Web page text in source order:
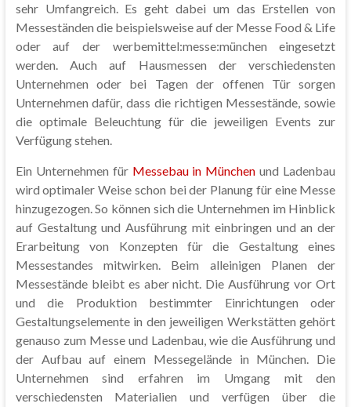
sehr Umfangreich. Es geht dabei um das Erstellen von
Messeständen die beispielsweise auf der Messe Food & Life
oder auf der werbemittel:messe:münchen eingesetzt
werden. Auch auf Hausmessen der verschiedensten
Unternehmen oder bei Tagen der offenen Tür sorgen
Unternehmen dafür, dass die richtigen Messestände, sowie
die optimale Beleuchtung für die jeweiligen Events zur
Verfügung stehen.
Ein Unternehmen für Messebau in München und Ladenbau
wird optimaler Weise schon bei der Planung für eine Messe
hinzugezogen. So können sich die Unternehmen im Hinblick
auf Gestaltung und Ausführung mit einbringen und an der
Erarbeitung von Konzepten für die Gestaltung eines
Messestandes mitwirken. Beim alleinigen Planen der
Messestände bleibt es aber nicht. Die Ausführung vor Ort
und die Produktion bestimmter Einrichtungen oder
Gestaltungselemente in den jeweiligen Werkstätten gehört
genauso zum Messe und Ladenbau, wie die Ausführung und
der Aufbau auf einem Messegelände in München. Die
Unternehmen sind erfahren im Umgang mit den
verschiedensten Materialien und verfügen über die